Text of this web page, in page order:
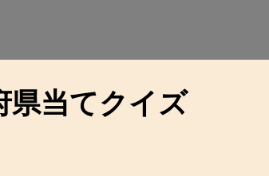
県当てクイズ